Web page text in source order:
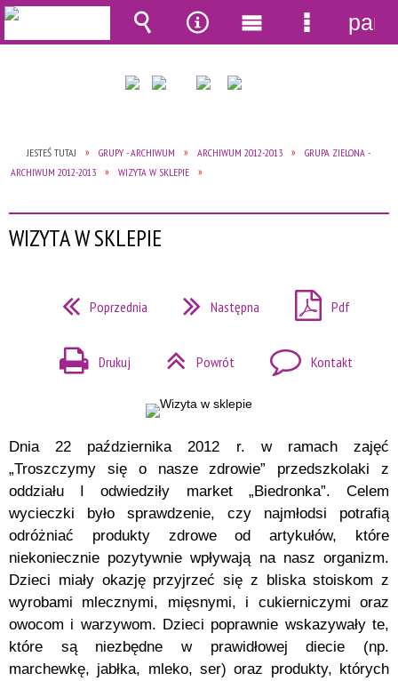
JESTEŚ TUTAJ GRUPY - ARCHIWUM ARCHIWUM 2012-2013
GRUPA ZIELONA -
ARCHIWUM 2012-2013
WIZYTA W SKLEPIE
WIZYTA W SKLEPIE
Poprzednia Następna Pdf
Drukuj Powrót Kontakt
Dnia 22 października 2012 r. w ramach zajęć
„Troszczymy się o nasze zdrowie” przedszkolaki z
oddziału I odwiedziły market „Biedronka”. Celem
wycieczki było sprawdzenie, czy najmłodsi potrafią
odróżniać produkty zdrowe od artykułów, które
niekoniecznie pozytywnie wpływają na nasz organizm.
Dzieci miały okazję przyjrzeć się z bliska stoiskom z
wyrobami mlecznymi, mięsnymi, i cukierniczymi oraz
owocom i warzywom. Dzieci poprawnie wskazywały te,
które są niezbędne w prawidłowej diecie (np.
marchewkę, jabłka, mleko, ser) oraz produkty, których
Wyszukiwarka
Narzędzia
Menu
główne
Menu